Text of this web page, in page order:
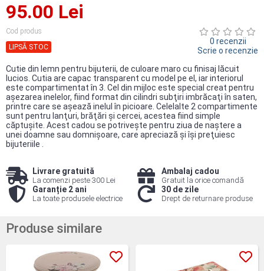
95.00 Lei
Cod produs
LIPSĂ STOC
0 recenzii
Scrie o recenzie
Cutie din lemn pentru bijuterii, de culoare maro cu finisaj lăcuit
lucios. Cutia are capac transparent cu model pe el, iar interiorul
este compartimentat în 3. Cel din mijloc este special creat pentru
aşezarea inelelor, fiind format din cilindri subţiri imbrăcaţi în saten,
printre care se aşează inelul în picioare. Celelalte 2 compartimente
sunt pentru lanţuri, brăţări şi cercei, acestea fiind simple
căptuşite. Acest cadou se potriveşte pentru ziua de naştere a
unei doamne sau domnişoare, care apreciază şi îşi preţuiesc
bijuteriile .
Livrare gratuită
La comenzi peste 300 Lei
Ambalaj cadou
Gratuit la orice comandă
Garanție 2 ani
La toate produsele electrice
30 de zile
Drept de returnare produse
Produse similare